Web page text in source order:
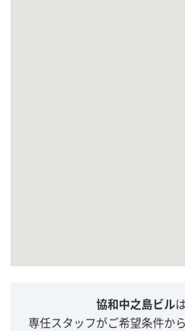
協和中之島ビル
専任スタッフがご希望条件か